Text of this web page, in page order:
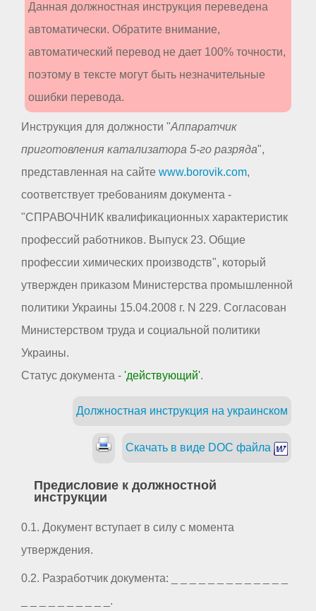
Данная должностная инструкция переведена
автоматически. Обратите внимание,
автоматический перевод не дает 100% точности,
поэтому в тексте могут быть незначительные
ошибки перевода.
Инструкция для должности "Аппаратчик
приготовления катализатора 5-го разряда",
представленная на сайте www.borovik.com,
соответствует требованиям документа -
"СПРАВОЧНИК квалификационных характеристик
профессий работников. Выпуск 23. Общие
профессии химических производств", который
утвержден приказом Министерства промышленной
политики Украины 15.04.2008 г. N 229. Согласован
Министерством труда и социальной политики
Украины.
Статус документа - 'действующий'.
Должностная инструкция на украинском
Скачать в виде DOC файла
Предисловие к должностной
инструкции
0.1. Документ вступает в силу с момента
утверждения.
0.2. Разработчик документа: _ _ _ _ _ _ _ _ _ _ _ _ _
_ _ _ _ _ _ _ _ _ _.